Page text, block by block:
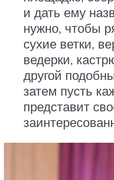
и дать ему
нужно, чтобы
сухие ветки,
ведерки,
другой
затем пусть
представит